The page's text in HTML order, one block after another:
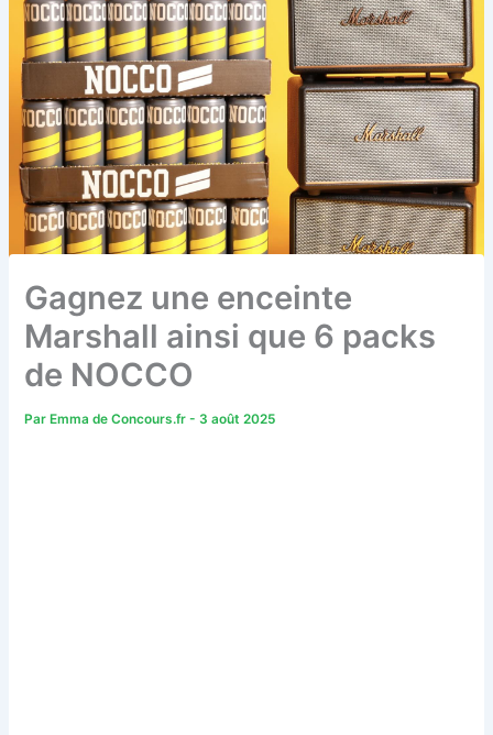
Gagnez une enceinte
Marshall ainsi que 6 packs
de NOCCO
ParEmma de Concours.fr- 3 août 2025